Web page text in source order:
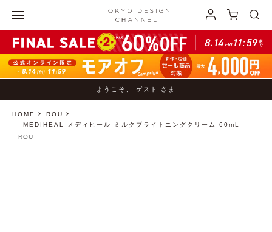
ようこそ、 ゲスト さま
HOME
ROU
MEDIHEAL メディヒール ミルクブライトニングクリーム 60mL
ROU